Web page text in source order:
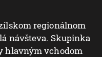
regionálnom
návšteva. Skupinka
hlavným vchodom